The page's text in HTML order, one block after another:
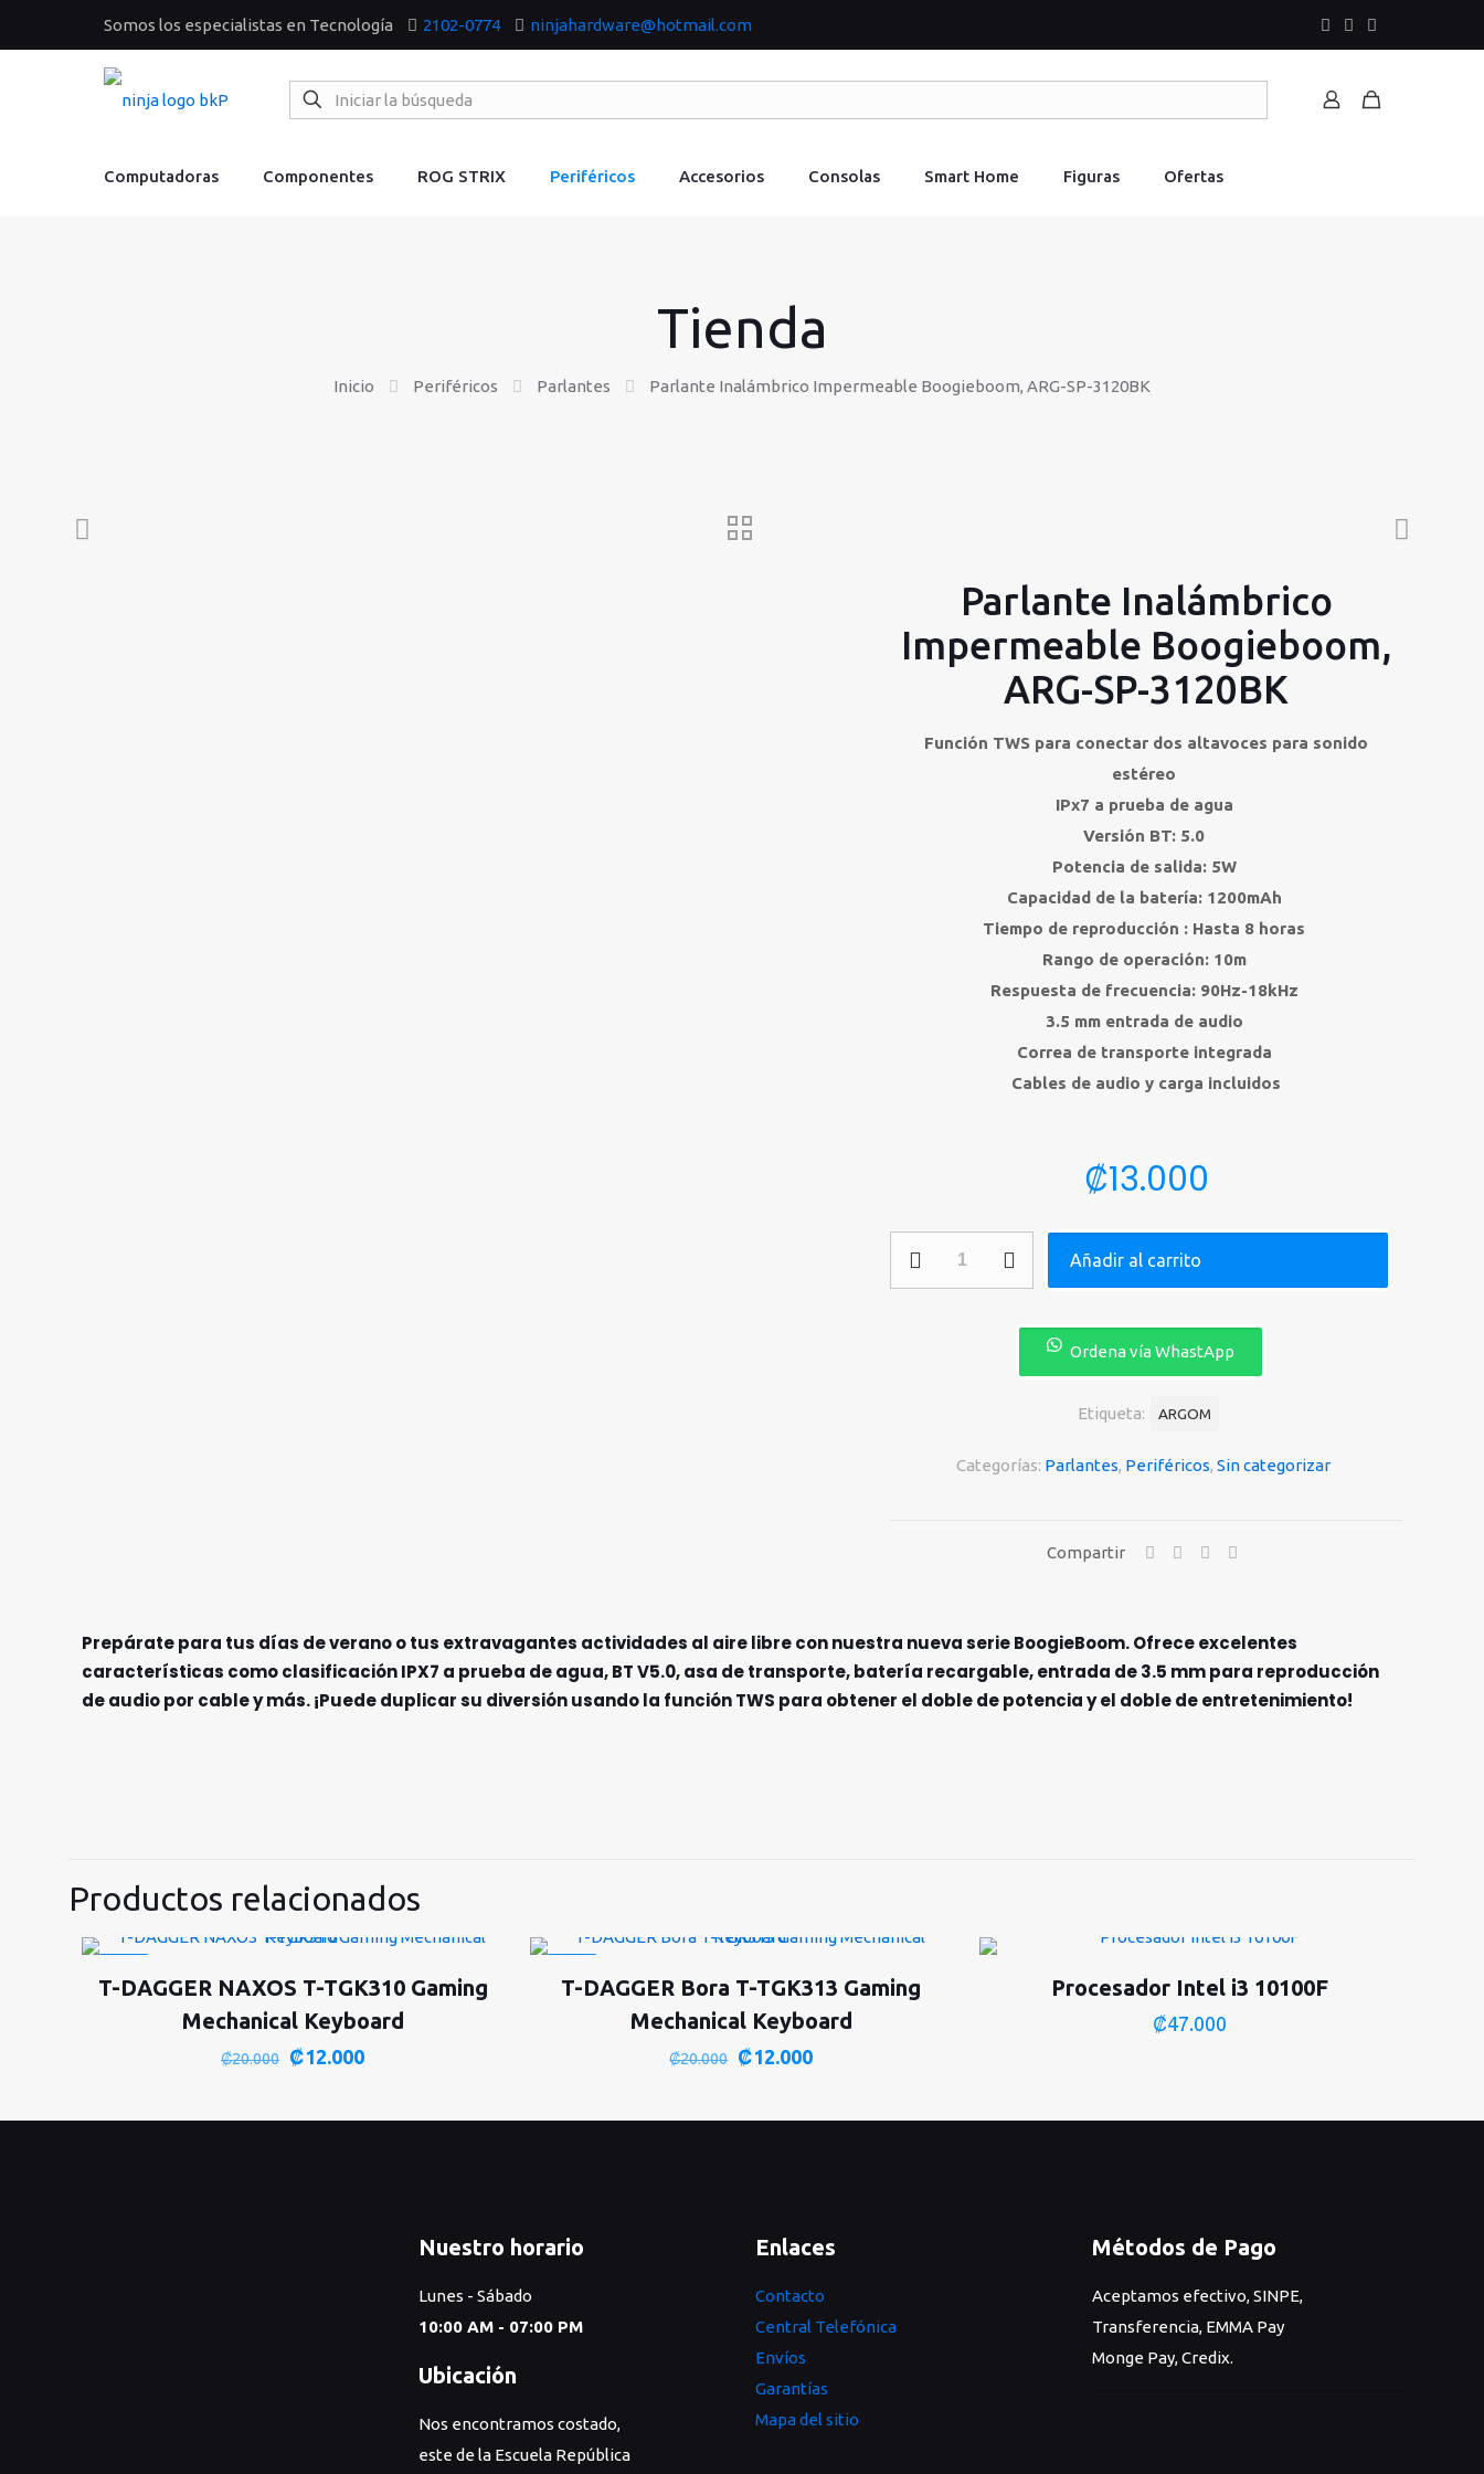
Somos los especialistas en Tecnología 2102-0774 ninjahardware@hotmail.com
Computadoras Componentes ROG STRIX Periféricos Accesorios Consolas Smart Home Figuras Ofertas
Tienda
Inicio Periféricos Parlantes Parlante Inalámbrico Impermeable Boogieboom, ARG-SP-3120BK
Parlante Inalámbrico
Impermeable Boogieboom,
ARG-SP-3120BK
Función TWS para conectar dos altavoces para sonido
estéreo
IPx7 a prueba de agua
Versión BT: 5.0
Potencia de salida: 5W
Capacidad de la batería: 1200mAh
Tiempo de reproducción : Hasta 8 horas
Rango de operación: 10m
Respuesta de frecuencia: 90Hz-18kHz
3.5 mm entrada de audio
Correa de transporte integrada
Cables de audio y carga incluidos
₡13.000
Añadir al carrito
Ordena vía WhastApp
Categorías: Parlantes, Periféricos, Sin categorizar
Etiqueta: ARGOM
Compartir
Prepárate para tus días de verano o tus extravagantes actividades al aire libre con nuestra nueva serie BoogieBoom. Ofrece excelentes
características como clasificación IPX7 a prueba de agua, BT V5.0, asa de transporte, batería recargable, entrada de 3.5 mm para reproducción
de audio por cable y más. ¡Puede duplicar su diversión usando la función TWS para obtener el doble de potencia y el doble de entretenimiento!
Productos relacionados
T-DAGGER NAXOS T-TGK310 Gaming
Mechanical Keyboard
₡20.000
El
original
₡12.000El
actual
T-DAGGER Bora T-TGK313 Gaming
Mechanical Keyboard
₡20.000
El
original
₡12.000El
actual
Procesador Intel i3 10100F
₡47.000
Nuestro horario
Lunes - Sábado
10:00 AM - 07:00 PM
Ubicación
Nos encontramos costado,
este de la Escuela República
Enlaces
Contacto
Central Telefónica
Envíos
Garantías
Mapa del sitio
Métodos de Pago
Aceptamos efectivo, SINPE,
Transferencia, EMMA Pay
Monge Pay, Credix.